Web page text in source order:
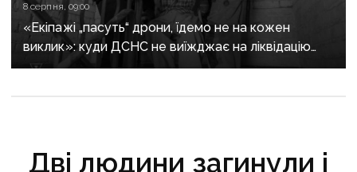
8 серпня, 09:00
«Екіпажі „пасуть“ дрони, їдемо не на кожен
виклик»: куди ДСНС не виїжджає на ліквідацію
надзвичайних ситуацій у Краматорську
Дві людини загинули і